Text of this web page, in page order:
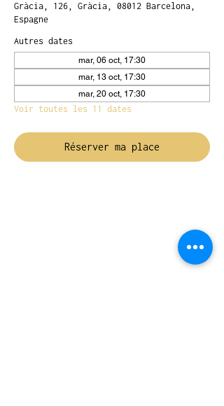
Gràcia, 126, Gràcia, 08012 Barcelona,
Espagne
Autres dates
mar, 06 oct, 17:30
mar, 13 oct, 17:30
mar, 20 oct, 17:30
Voir toutes les 11 dates
Réserver ma place